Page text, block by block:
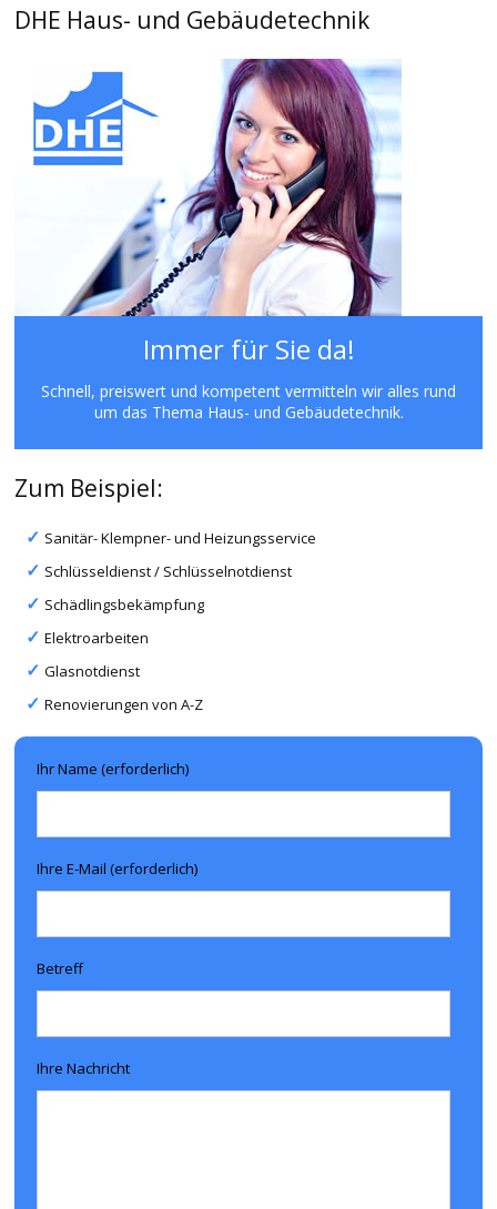
DHE Haus- und Gebäudetechnik
Immer für Sie da!
Schnell, preiswert und kompetent vermitteln wir alles rund
um das Thema Haus- und Gebäudetechnik.
Zum Beispiel:
Sanitär- Klempner- und Heizungsservice
Schlüsseldienst / Schlüsselnotdienst
Schädlingsbekämpfung
Elektroarbeiten
Glasnotdienst
Renovierungen von A-Z
Ihr Name (erforderlich)
Ihre E-Mail (erforderlich)
Betreff
Ihre Nachricht